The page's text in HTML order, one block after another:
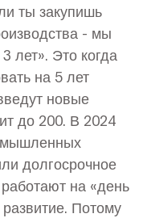
ты закупишь
- мы
лет». Это когда
на 5 лет
новые
до 200. В 2024
долгосрочное
на «день
Потому